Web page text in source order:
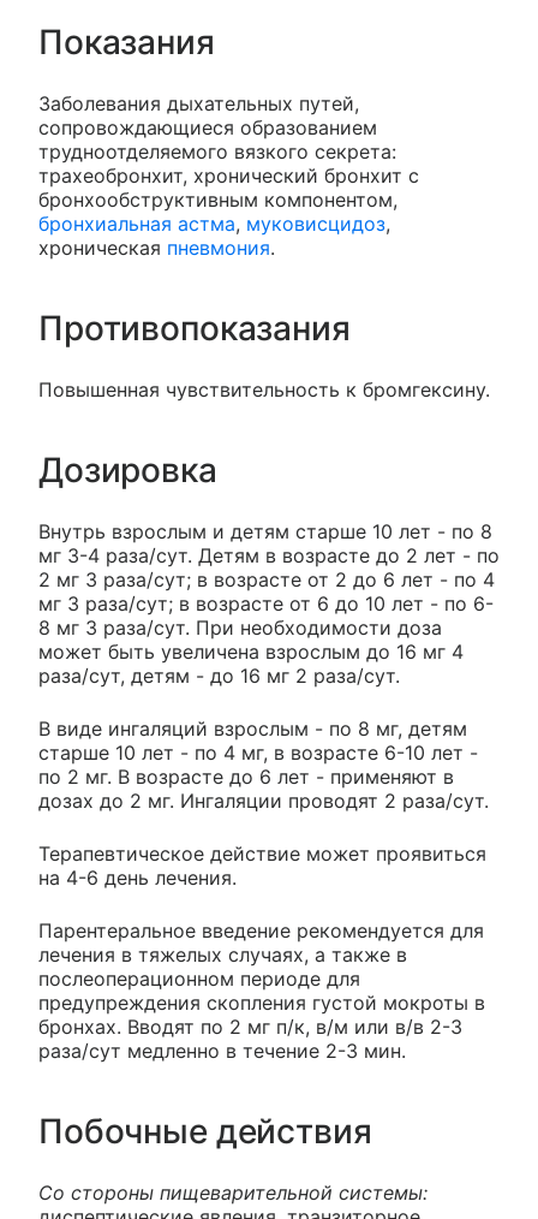
Показания
Заболевания дыхательных путей,
сопровождающиеся образованием
трудноотделяемого вязкого секрета:
трахеобронхит, хронический бронхит с
бронхообструктивным компонентом,
бронхиальная астма, муковисцидоз,
хроническая пневмония.
Противопоказания
Повышенная чувствительность к бромгексину.
Дозировка
Внутрь взрослым и детям старше 10 лет - по 8
мг 3-4 раза/сут. Детям в возрасте до 2 лет - по
2 мг 3 раза/сут; в возрасте от 2 до 6 лет - по 4
мг 3 раза/сут; в возрасте от 6 до 10 лет - по 6-
8 мг 3 раза/сут. При необходимости доза
может быть увеличена взрослым до 16 мг 4
раза/сут, детям - до 16 мг 2 раза/сут.
В виде ингаляций взрослым - по 8 мг, детям
старше 10 лет - по 4 мг, в возрасте 6-10 лет -
по 2 мг. В возрасте до 6 лет - применяют в
дозах до 2 мг. Ингаляции проводят 2 раза/сут.
Терапевтическое действие может проявиться
на 4-6 день лечения.
Парентеральное введение рекомендуется для
лечения в тяжелых случаях, а также в
послеоперационном периоде для
предупреждения скопления густой мокроты в
бронхах. Вводят по 2 мг п/к, в/м или в/в 2-3
раза/сут медленно в течение 2-3 мин.
Побочные действия
Со стороны пищеварительной системы: